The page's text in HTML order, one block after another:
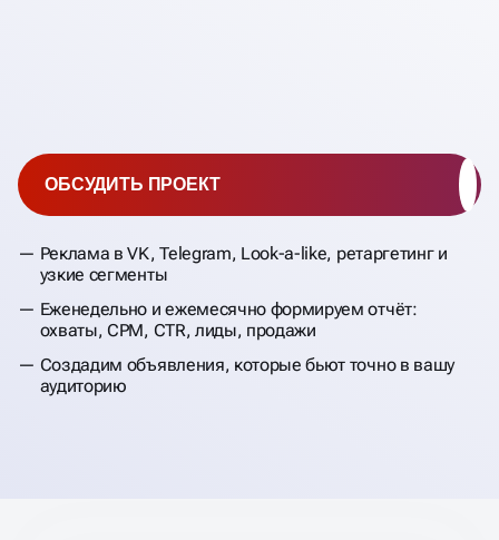
Реклама в VK, Telegram, Look-a-like, ретаргетинг и
узкие сегменты
Еженедельно и ежемесячно формируем отчёт:
охваты, CPM, CTR, лиды, продажи
Создадим объявления, которые бьют точно в вашу
аудиторию
ОБСУДИТЬ ПРОЕКТ